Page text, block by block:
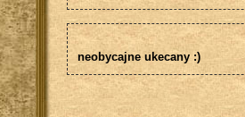
neobycajne ukecany :)